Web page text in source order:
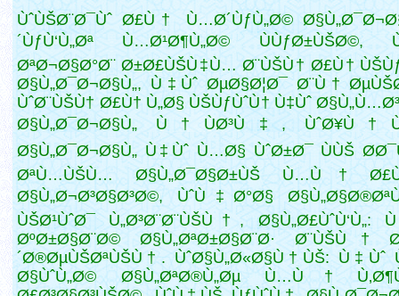
ÙˆÙŠØ¨Ø¯Ùˆ Ø£Ù† Ù…Ø´ÙƒÙ„Ø©
´ÙƒÙ‘Ù„Øª Ù…Ø¹Ø¶Ù„Ø© ÙÙƒØ±ÙŠØ©,
ØªØ¬Ø§Ø°Ø¨ Ø±Ø£ÙŠÙ‡Ù… Ø¨ÙŠÙ† Ø£Ù†
Ø§Ù„Ø¯Ø¬Ø§Ù„, Ù‡Ùˆ ØµØ§Ø¦Ø¯ Ø¨Ù†
ÙˆØ¨ÙŠÙ† Ø£Ù† Ù„Ø§ ÙŠÙƒÙˆÙ† Ù‡Ùˆ
Ø§Ù„Ø¯Ø¬Ø§Ù„ Ù†ÙØ³Ù‡,
Ø§Ù„Ø¯Ø¬Ø§Ù„ Ù‡Ùˆ Ù…Ø§ ÙˆØ±Ø¯ ÙÙŠ
ØªÙ…ÙŠÙ… Ø§Ù„Ø¯Ø§Ø±ÙŠ Ù…Ù†
Ø§Ù„Ø¬Ø³Ø§Ø³Ø©, ÙˆÙ‡Ø°Ø§
ÙŠØ¹ÙˆØ¯ Ù„Ø³Ø¨Ø¨ÙŠÙ†, Ø§Ù„Ø£ÙˆÙ‘Ù„:
ØºØ±Ø§Ø¨Ø© Ø§Ù„ØªØ±Ø§Ø¨Ø· Ø¨ÙŠÙ†
´Ø®ØµÙŠØªÙŠÙ†. ÙˆØ§Ù„Ø«Ø§Ù†ÙŠ:
Ø§ÙˆÙ„Ø© Ø§Ù„ØªØ®Ù„Øµ Ù…Ù†